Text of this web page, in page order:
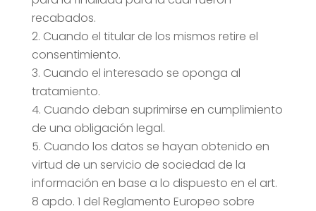
recabados.
Cuando el titular de los mismos retire el
consentimiento.
Cuando el interesado se oponga al
tratamiento.
Cuando deban suprimirse en cumplimiento
de una obligación legal.
Cuando los datos se hayan obtenido en
virtud de un servicio de sociedad de la
información en base a lo dispuesto en el art.
8 apdo. 1 del Reglamento Europeo sobre